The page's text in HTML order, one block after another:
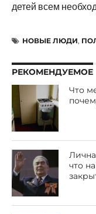
детей всем
НОВЫЕ ЛЮДИ,
РЕКОМЕНДУЕМОЕ
Что
что